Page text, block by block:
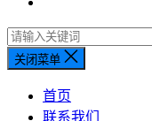
关闭菜单
首页
联系我们